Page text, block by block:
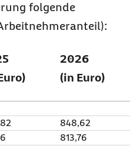
folgende
2026
(in Euro)
848,62
813,76